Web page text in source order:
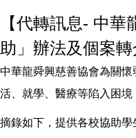
【代轉訊息- 中
助」辦法及個案轉
中華龍舜興慈善協會為關
活、就學、醫療等陷入困境
摘錄如下，提供各校協助